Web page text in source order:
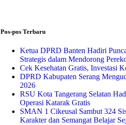
Pos-pos Terbaru
Ketua DPRD Banten Hadiri
Strategis dalam Mendorong
Cek Kesehatan Gratis, Investasi
DPRD Kabupaten Serang
2026
RSU Kota Tangerang Selatan
Operasi Katarak Gratis
SMAN 1 Cikeusal Sambut 324
Karakter dan Semangat Belajar